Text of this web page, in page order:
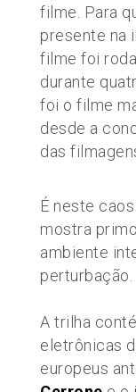
filme. Para
presente na
filme foi
durante
foi o filme
desde a
das
É neste
mostra
ambiente
perturbação.
A trilha
eletrônicas
europeus